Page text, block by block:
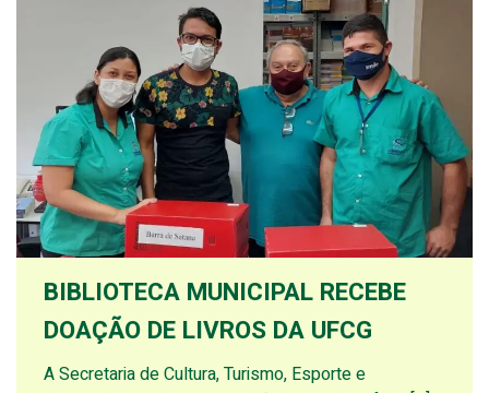
BIBLIOTECA MUNICIPAL RECEBE
DOAÇÃO DE LIVROS DA UFCG
A Secretaria de Cultura, Turismo, Esporte e